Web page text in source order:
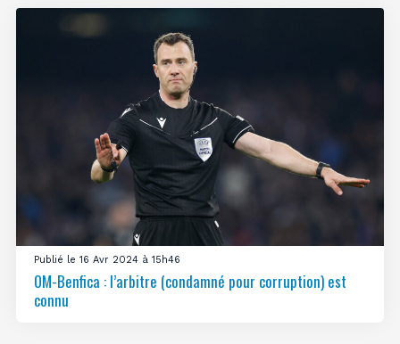
Publié le 16 Avr 2024 à 15h46
OM-Benfica : l’arbitre (condamné pour corruption) est
connu